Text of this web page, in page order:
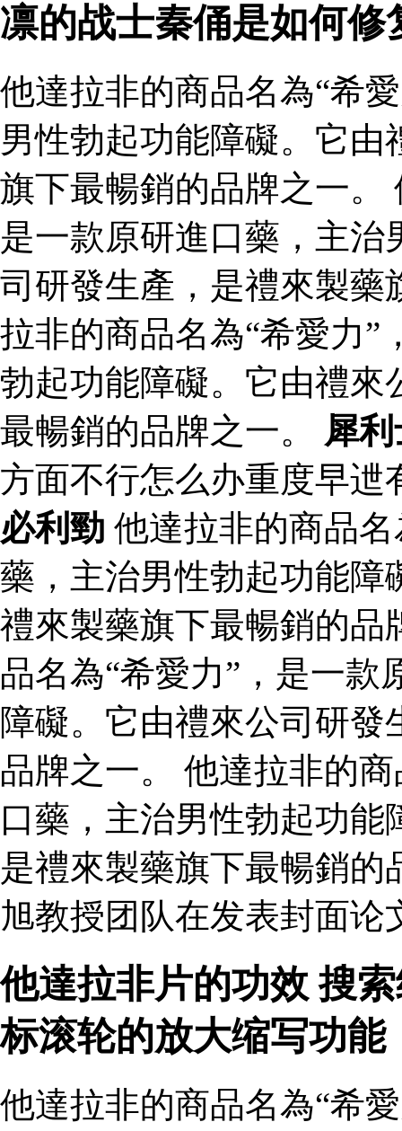
凛的战士秦俑是如何修
他達拉非的商品名為“希
男性勃起功能障礙。它
旗下最暢銷的品牌之一。
是一款原研進口藥，主
司研發生產，是禮來製藥
拉非的商品名為“希愛力”
勃起功能障礙。它由禮來
最暢銷的品牌之一。 犀
方面不行怎么办重度早迣
必利勁 他達拉非的商品
藥，主治男性勃起功能障
禮來製藥旗下最暢銷的品
品名為“希愛力”，是一
障礙。它由禮來公司研
品牌之一。 他達拉非的
口藥，主治男性勃起功
是禮來製藥旗下最暢銷
旭教授团队在发表封面论
他達拉非片的功效 搜
标滚轮的放大缩写功能
他達拉非的商品名為“希